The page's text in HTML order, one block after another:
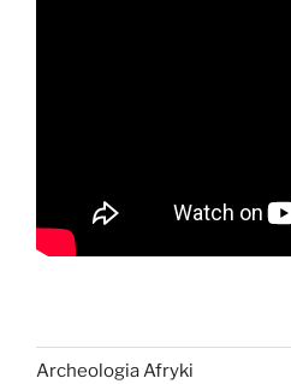
Archeologia Afryki